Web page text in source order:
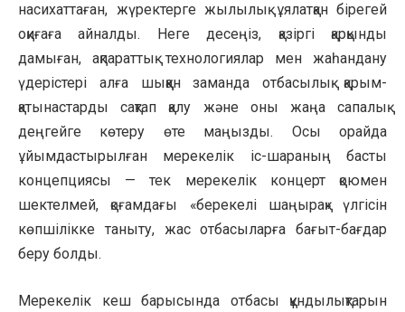
насихаттаған, жүректерге жылылық ұялатқан бірегей
оқиғаға айналды. Неге десеңіз, қазіргі қарқынды
дамыған, ақпараттық технологиялар мен жаһандану
үдерістері алға шыққан заманда отбасылық қарым-
қатынастарды сақтап қалу және оны жаңа сапалық
деңгейге көтеру өте маңызды. Осы орайда
ұйымдастырылған мерекелік іс-шараның басты
концепциясы — тек мерекелік концерт қоюмен
шектелмей, қоғамдағы «берекелі шаңырақ» үлгісін
көпшілікке таныту, жас отбасыларға бағыт-бағдар
беру болды.
Мерекелік кеш барысында отбасы құндылықтарын